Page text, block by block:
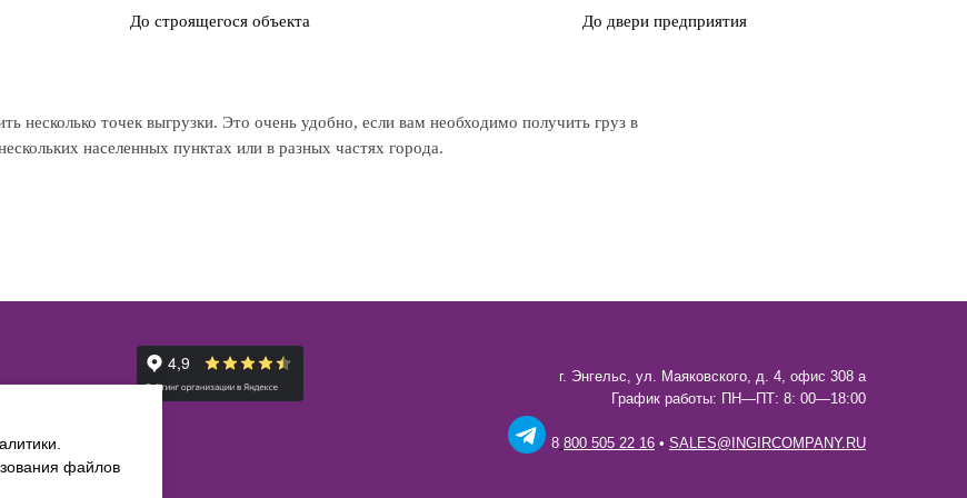
файлов
До строящегося объекта До двери предприятия
несколько точек выгрузки. Это очень удобно, если вам необходимо получить груз в
населенных пунктах или в разных частях города.
г. Энгельс, ул. Маяковского, д. 4, офис 308 а
График работы: ПН—ПТ: 8: 00—18:00
8 800 505 22 16 • SALES@INGIRCOMPANY.RU